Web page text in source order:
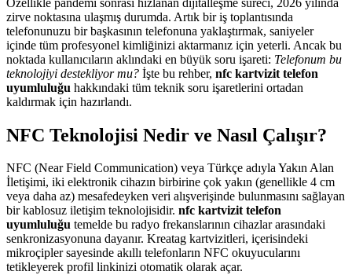
zirve noktasına ulaşmış durumda. Artık bir iş toplantısında
telefonunuzu bir başkasının telefonuna yaklaştırmak, saniyeler
içinde tüm profesyonel kimliğinizi aktarmanız için yeterli. Ancak bu
noktada kullanıcıların aklındaki en büyük soru işareti: Telefonum bu
teknolojiyi destekliyor mu? İşte bu rehber, nfc kartvizit telefon
uyumluluğu hakkındaki tüm teknik soru işaretlerini ortadan
kaldırmak için hazırlandı.
NFC Teknolojisi Nedir ve Nasıl Çalışır?
NFC (Near Field Communication) veya Türkçe adıyla Yakın Alan
İletişimi, iki elektronik cihazın birbirine çok yakın (genellikle 4 cm
veya daha az) mesafedeyken veri alışverişinde bulunmasını sağlayan
bir kablosuz iletişim teknolojisidir. nfc kartvizit telefon
uyumluluğu temelde bu radyo frekanslarının cihazlar arasındaki
senkronizasyonuna dayanır. Kreatag kartvizitleri, içerisindeki
mikroçipler sayesinde akıllı telefonların NFC okuyucularını
tetikleyerek profil linkinizi otomatik olarak açar.